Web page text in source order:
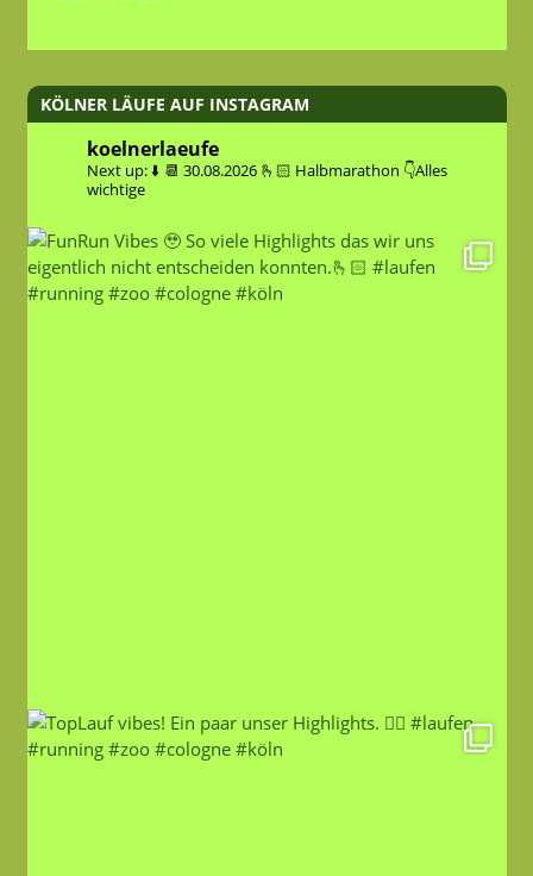
KÖLNER LÄUFE AUF INSTAGRAM
koelnerlaeufe
Next up: ⬇️ 📆 30.08.2026 🫰🏻 Halbmarathon 👇Alles
wichtige